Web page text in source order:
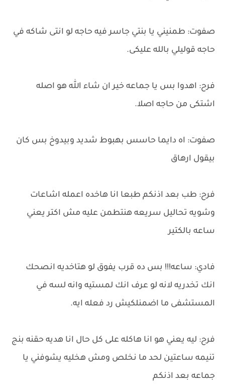
صفوت: طمنيني يا بنتي جاسر فيه حاجه لو انتى شاكه في
حاجه قوليلي بالله عليكى.
فرح: اهدوا بس يا جماعه خير ان شاء الله هو اصله
اشتكى من حاجه اصلا.
صفوت: اه دايما حاسس بهبوط شديد وبيدوخ بس كان
بيقول ارهاق
فرح: طب بعد اذنكم طبعا انا هاخده اعمله اشاعات
وشويه تحاليل سريعه هنتطمن عليه مش اكتر يعني
ساعه بالكتير
فادي: ساعه!!! بس ده قرب يفوق لو هتاخديه انصحك
انك تخدريه لانه لو عرف انك لمستيه وانه لسه في
المستشفى ما اضمنلكيش رد فعله ايه.
فرح: ليه يعني هو انا هاكله على كل حال انا هديه حقنه بنج
تنيمه ساعتين لحد ما نخلص ومش هخليه يشوفني يا
جماعه بعد اذنكم